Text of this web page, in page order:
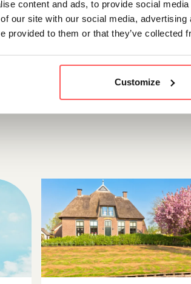
content and ads, to provide social
our site with our social media,
provided to them or that they’ve collected
Customize